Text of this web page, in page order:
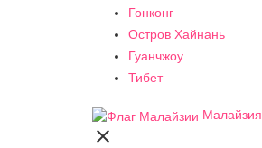
Гонконг
Остров Хайнань
Гуанчжоу
Тибет
Малайзия
